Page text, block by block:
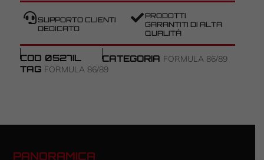
SUPPORTO CLIENTI
DEDICATO
PRODOTTI
GARANTITI DI ALTA
QUALITÀ
COD 0527IL CATEGORIA FORMULA 86/89
TAG FORMULA 86/89
PANORAMICA